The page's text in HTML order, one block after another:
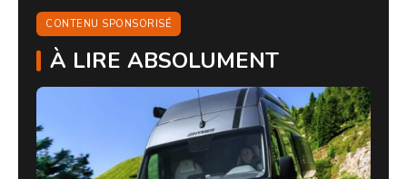
CONTENU SPONSORISÉ
À LIRE ABSOLUMENT